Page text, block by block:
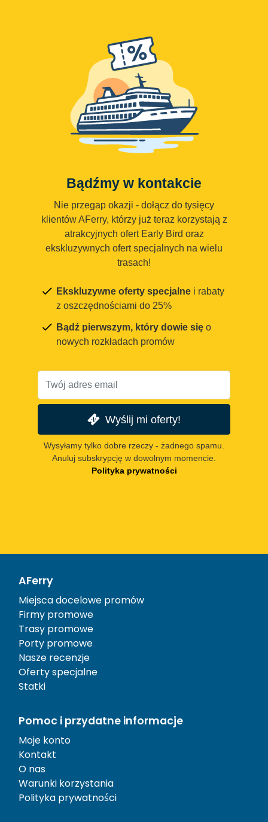
Bądźmy w kontakcie
Nie przegap okazji - dołącz do tysięcy
klientów AFerry, którzy już teraz korzystają z
atrakcyjnych ofert Early Bird oraz
ekskluzywnych ofert specjalnych na wielu
trasach!
Ekskluzywne oferty specjalne i rabaty
z oszczędnościami do 25%
Bądź pierwszym, który dowie się o
nowych rozkładach promów
Wyślij mi oferty!
Wysyłamy tylko dobre rzeczy - żadnego spamu.
Anuluj subskrypcję w dowolnym momencie.
Polityka prywatności
AFerry
Miejsca docelowe promów
Firmy promowe
Trasy promowe
Porty promowe
Nasze recenzje
Oferty specjalne
Statki
Pomoc i przydatne informacje
Moje konto
Kontakt
O nas
Warunki korzystania
Polityka prywatności